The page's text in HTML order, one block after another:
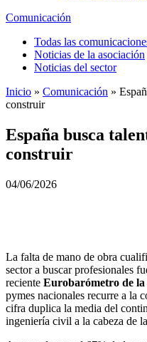
Comunicación
Todas las
Noticias de la asociación
Noticias del sector
Inicio » Comunicación »
construir
España busca
construir
04/06/2026
La falta de mano de obra
sector a buscar profesionales
reciente Eurobarómetro de
pymes nacionales recurre a la
cifra duplica la media del
ingeniería civil a la cabeza de